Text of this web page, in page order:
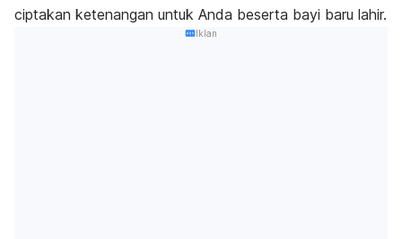
ciptakan ketenangan untuk Anda beserta bayi baru lahir.
Iklan